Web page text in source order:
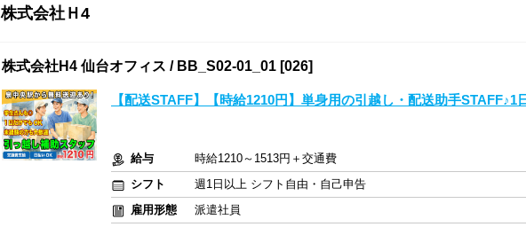
株式会社Ｈ4
株式会社H4 仙台オフィス / BB_S02-01_01 [026]
【配送STAFF】【時給1210円】単身用の引越し・配送助手STAFF♪1
給与
時給1210～1513円＋交通費
シフト
週1日以上 シフト自由・自己申告
雇用形態
派遣社員